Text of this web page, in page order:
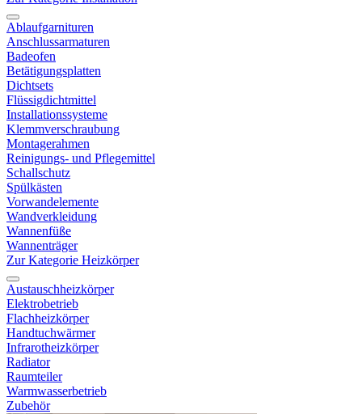
Ablaufgarnituren
Anschlussarmaturen
Badeofen
Betätigungsplatten
Dichtsets
Flüssigdichtmittel
Installationssysteme
Klemmverschraubung
Montagerahmen
Reinigungs- und Pflegemittel
Schallschutz
Spülkästen
Vorwandelemente
Wandverkleidung
Wannenfüße
Wannenträger
Zur Kategorie Heizkörper
Austauschheizkörper
Elektrobetrieb
Flachheizkörper
Handtuchwärmer
Infrarotheizkörper
Radiator
Raumteiler
Warmwasserbetrieb
Zubehör